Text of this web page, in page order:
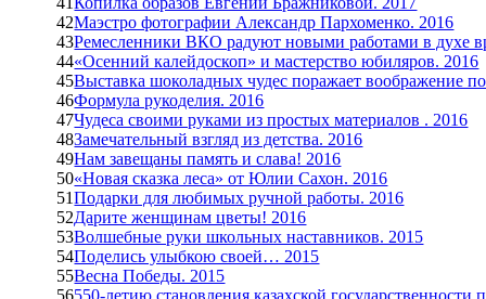
42Маэстро фотографии Александр Пархоменко. 2016
43Ремесленники ВКО радуют новыми работами в духе
44«Осенний калейдоскоп» и мастерство юбиляров. 2016
45Выставка шоколадных чудес поражает воображение
46Формула рукоделия. 2016
47Чудеса своими руками из простых материалов . 2016
48Замечательный взгляд из детства. 2016
49Нам завещаны память и слава! 2016
50«Новая сказка леса» от Юлии Сахон. 2016
51Подарки для любимых ручной работы. 2016
52Дарите женщинам цветы! 2016
53Волшебные руки школьных наставников. 2015
54Поделись улыбкою своей… 2015
55Весна Победы. 2015